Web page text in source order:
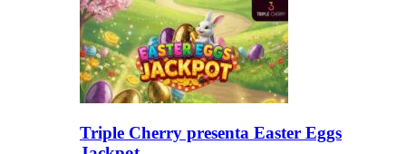
Triple Cherry presenta Easter Eggs